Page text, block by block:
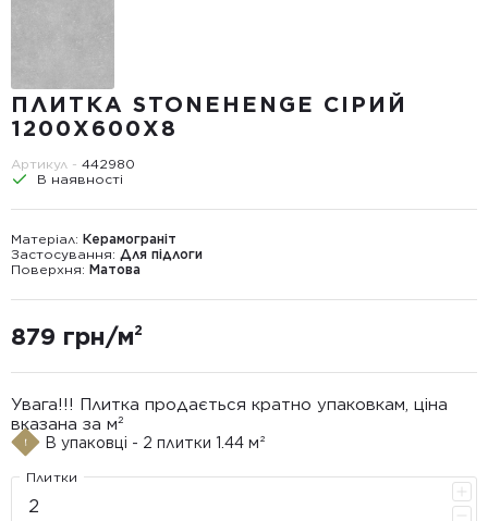
ПЛИТКА STONEHENGE СІРИЙ
1200Х600Х8
Артикул - 442980
В наявності
Матеріал: Керамограніт
Застосування: Для підлоги
Поверхня: Матова
879 грн/м²
Увага!!! Плитка продається кратно упаковкам, ціна
вказана за м²
В упаковці - 2 плитки 1.44 м²
Плитки